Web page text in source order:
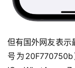
但有国外网友表示
号为